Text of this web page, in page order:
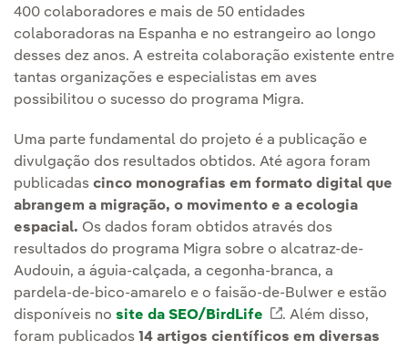
400 colaboradores e mais de 50 entidades
colaboradoras na Espanha e no estrangeiro ao longo
desses dez anos. A estreita colaboração existente entre
tantas organizações e especialistas em aves
possibilitou o sucesso do programa Migra.
Uma parte fundamental do projeto é a publicação e
divulgação dos resultados obtidos. Até agora foram
publicadas cinco monografias em formato digital que
abrangem a migração, o movimento e a ecologia
espacial. Os dados foram obtidos através dos
resultados do programa Migra sobre o alcatraz-de-
Audouin, a águia-calçada, a cegonha-branca, a
pardela-de-bico-amarelo e o faisão-de-Bulwer e estão
disponíveis no site da SEO/BirdLife Link externo,
. Além disso,
foram publicados 14 artigos científicos em diversas